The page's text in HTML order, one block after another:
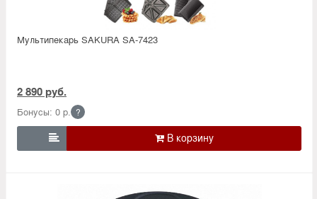
Мультипекарь SAKURA SA-7423
2 890 руб.
Бонусы: 0 р. ?
